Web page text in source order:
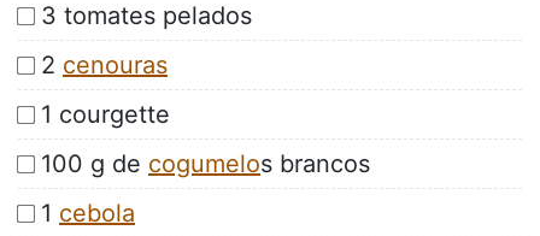
3 tomates pelados
2 cenouras
1 courgette
100 g de cogumelos brancos
1 cebola